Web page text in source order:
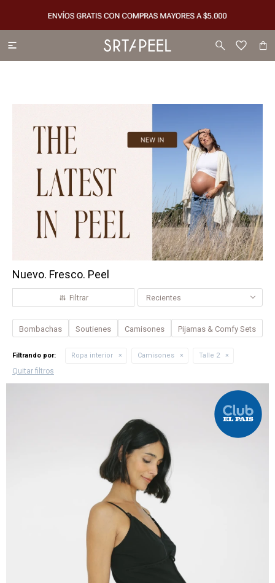

Nuevo. Fresco. Peel
Recientes
Bombachas Soutienes Camisones Pijamas & Comfy Sets
Filtrando por: Ropa interior Camisones Talle 2
Quitar filtros